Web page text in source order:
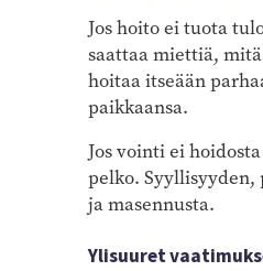
Jos hoito ei tuota
saattaa miettiä,
hoitaa itseään
paikkaansa.
Jos vointi ei
pelko.
ja masennusta.
Ylisuuret